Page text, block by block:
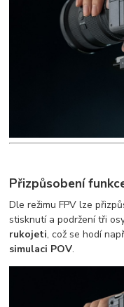
Přizpůsobení
Dle režimu FPV lze
stisknutí a podržení tři
rukojeti, což se hodí
simulaci POV.